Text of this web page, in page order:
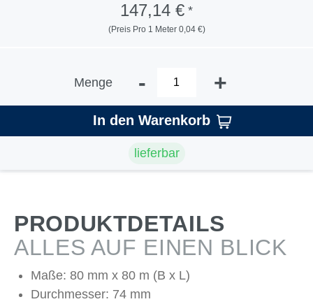
147,14 € *
(Preis Pro 1 Meter 0,04 €)
Menge - +
In den Warenkorb
lieferbar
PRODUKTDETAILS
ALLES AUF EINEN BLICK
Maße: 80 mm x 80 m (B x L)
Durchmesser: 74 mm